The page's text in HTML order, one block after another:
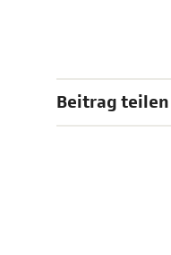
Beitrag teilen